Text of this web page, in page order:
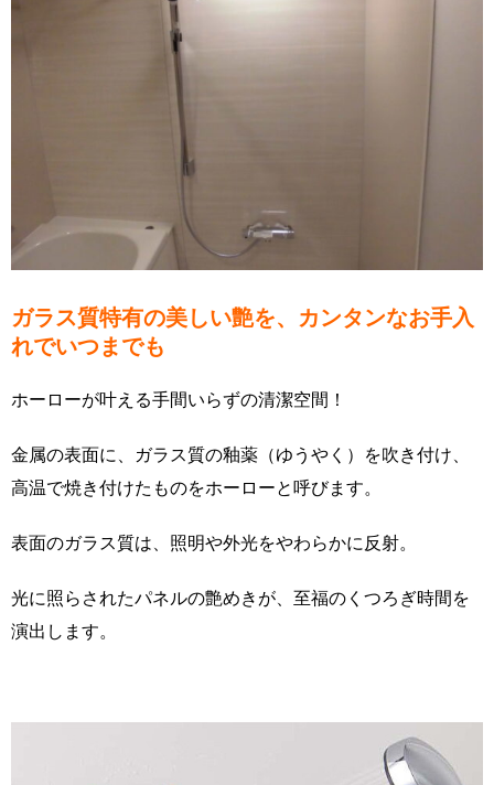
ガラス質特有の美しい艶を、カンタンなお手入
れでいつまでも
ホーローが叶える手間いらずの清潔空間！
金属の表面に、ガラス質の釉薬（ゆうやく）を吹き付け、
高温で焼き付けたものをホーローと呼びます。
表面のガラス質は、照明や外光をやわらかに反射。
光に照らされたパネルの艶めきが、至福のくつろぎ時間を
演出します。